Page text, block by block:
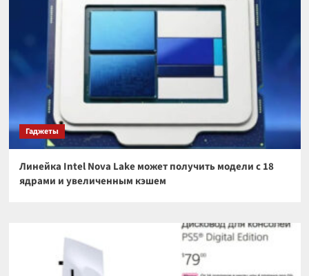
Гаджеты
Линейка Intel Nova Lake может получить модели с 18
ядрами и увеличенным кэшем